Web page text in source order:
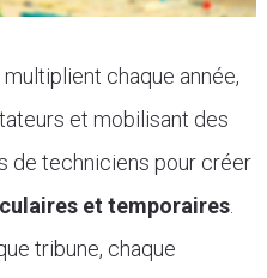
chaque année,
et mobilisant des
de techniciens pour créer
et temporaires.
tribune, chaque